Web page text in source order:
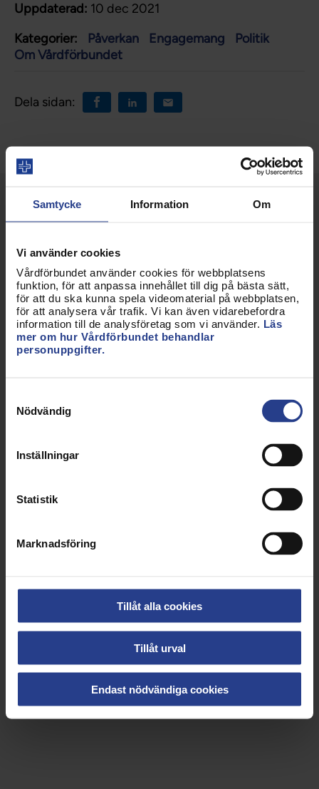
Samtycke Information Om
Vi använder cookies
Vårdförbundet använder cookies för webbplatsens
funktion, för att anpassa innehållet till dig på bästa sätt,
för att du ska kunna spela videomaterial på webbplatsen,
för att analysera vår trafik. Vi kan även vidarebefordra
information till de analysföretag som vi använder. Läs
mer om hur Vårdförbundet behandlar
personuppgifter.
Nödvändig
Inställningar
Statistik
Marknadsföring
Tillåt alla cookies
Tillåt urval
Endast nödvändiga cookies
Uppdaterad: 10 dec 2021
Kategorier:
Påverkan Engagemang
Politik
Om Vårdförbundet
Dela sidan:
som helst. Är du en av oss? -
Du ska ha ett hållbart yrkesliv där du
Därför arbetar Vårdförbundet för att du
ska ha de bästa villkoren. När vi mår bra
mår alla bättre!